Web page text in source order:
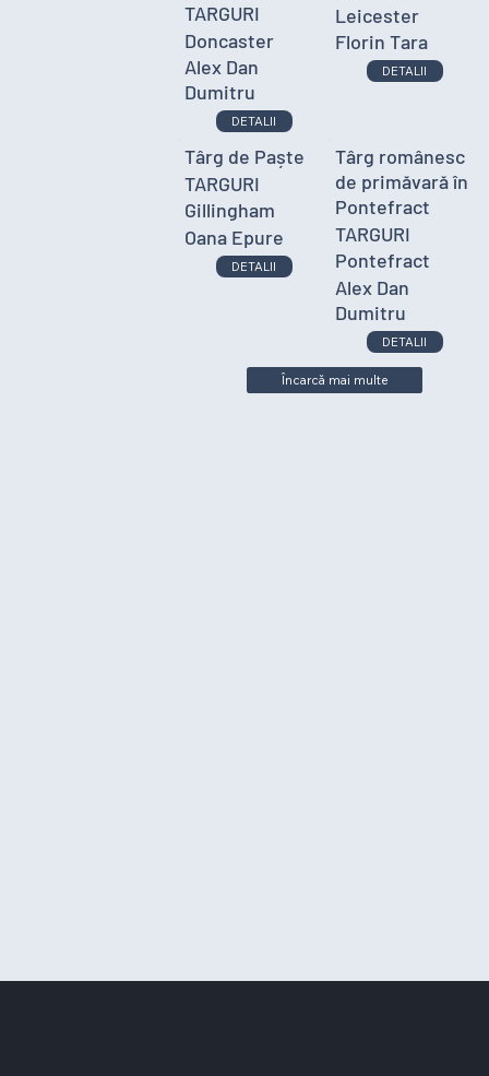
TARGURI
Doncaster
Alex Dan
Dumitru
DETALII
Leicester
Florin Tara
DETALII
Târg de Paște
TARGURI
Gillingham
Oana Epure
DETALII
Târg românesc
de primăvară în
Pontefract
TARGURI
Pontefract
Alex Dan
Dumitru
DETALII
Încarcă mai multe